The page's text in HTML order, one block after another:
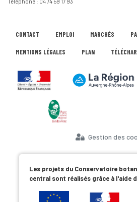
Téléphone : 04 74 59 17 93
CONTACT EMPLOI MARCHÉS
MENTIONS LÉGALES PLAN
Gestion des
Les projets du Conservatoire
central sont réalisés grâce à l'aide